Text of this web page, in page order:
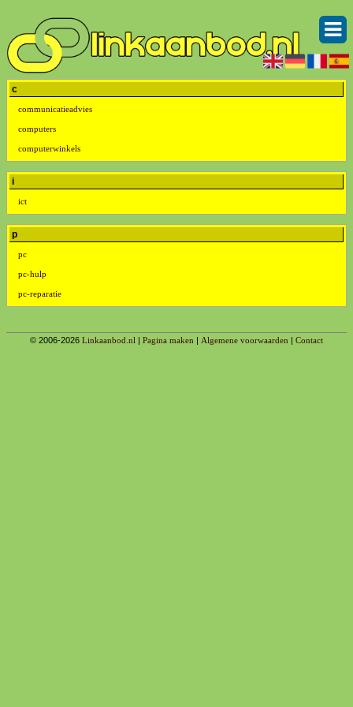
c
communicatieadvies
computers
computerwinkels
i
ict
p
pc
pc-hulp
pc-reparatie
© 2006-2026 Linkaanbod.nl | Pagina maken | Algemene voorwaarden | Contact